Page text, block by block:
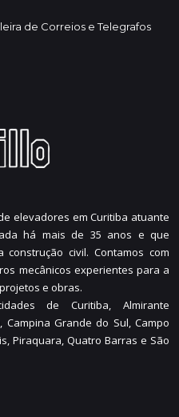
de Correios e Telegrafos
elevadores em Curitiba atuante
há mais de 35 anos e que
civil. Contamos com
mecânicos experientes para a
e obras.
de Curitiba, Almirante
, Campina Grande do Sul,Campo
, Piraquara, Quatro Barras e São